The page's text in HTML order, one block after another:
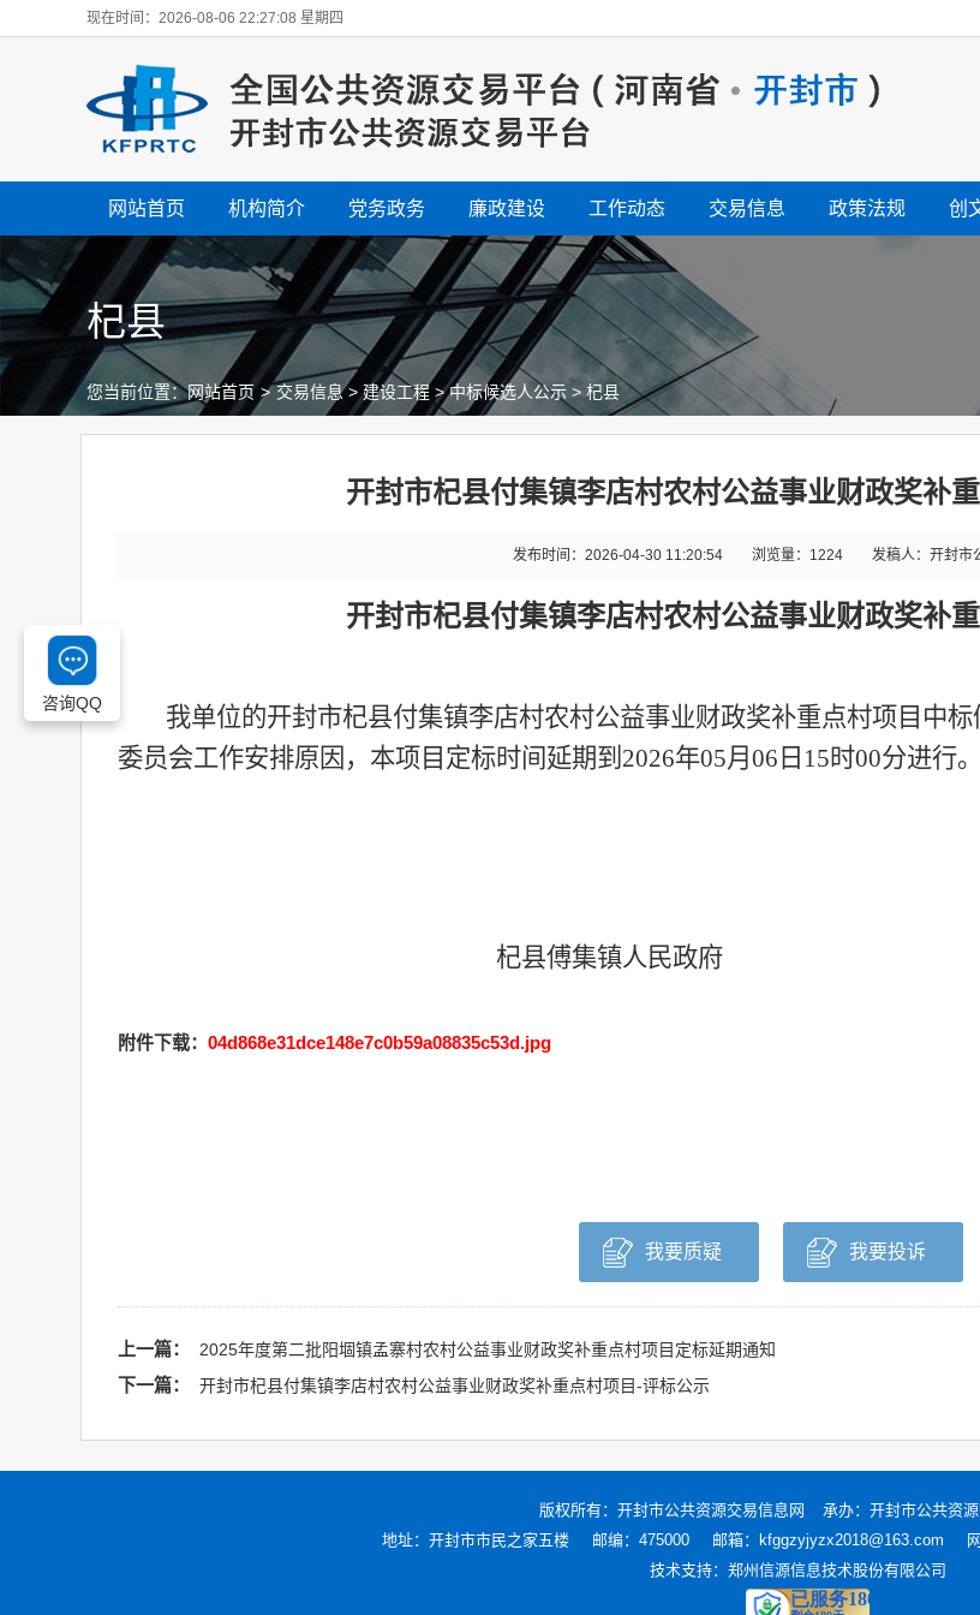
现在时间：2026-08-06 22:27:09 星期四
网站首页 机构简介 党务政务 廉政建设 工作动态 交易信息 政策法规 创
杞县
您当前位置：网站首页 > 交易信息>建设工程 >中标候选人公示 > 杞县
开封市杞县付集镇李店村农村公益事业财政奖补
发布时间：2026-04-30 11:20:54 浏览量： 1224 发稿人：开封市
开封市杞县付集镇李店村农村公益事业财政奖补
我单位的开封市杞县付集镇李店村农村公益事业财政奖补重点村项目中
委员会工作安排原因，本项目定标时间延期到2026年05月06日15时00分进行。
杞县傅集镇人民政府
附件下载： 04d868e31dce148e7c0b59a08835c53d.jpg
我要质疑 我要投诉
上一篇： 2025年度第二批阳堌镇孟寨村农村公益事业财政奖补重点村项目定标延期通知
下一篇： 开封市杞县付集镇李店村农村公益事业财政奖补重点村项目-评标公示
版权所有： 开封市公共资源交易信息网
承办：开封市公共资
地址：开封市市民之家五楼
邮编：475000 邮箱：kfggzyjyzx2018@163.com
技术支持： 郑州信源信息技术股份有限公司
咨询QQ